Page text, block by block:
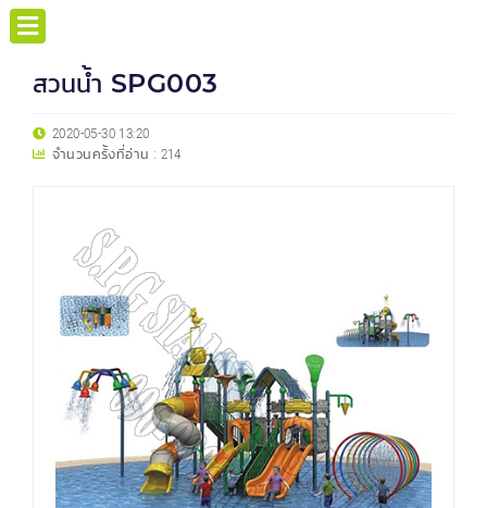
สวนน้ำ SPG003
2020-05-30 13:20
จำนวนครั้งที่อ่าน : 214